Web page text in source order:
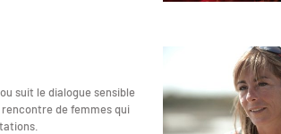
suit le dialogue sensible
de femmes qui